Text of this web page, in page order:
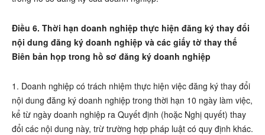
Điều 6. Thời hạn doanh nghiệp thực hiện đăng ký thay đổi
nội dung đăng ký doanh nghiệp và các giấy tờ thay thế
Biên bản họp trong hồ sơ đăng ký doanh nghiệp
1. Doanh nghiệp có trách nhiệm thực hiện việc đăng ký thay đổi
nội dung đăng ký doanh nghiệp trong thời hạn 10 ngày làm việc,
kể từ ngày doanh nghiệp ra Quyết định (hoặc Nghị quyết) thay
đổi các nội dung này, trừ trường hợp pháp luật có quy định khác.